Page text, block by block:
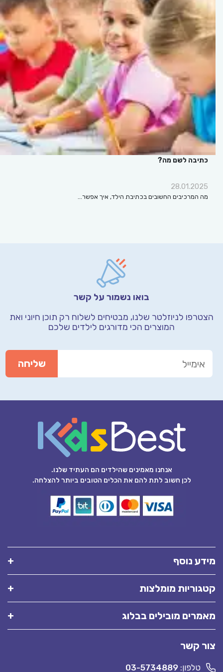
כתיבה לשם מה?
28.01.2025
מה המרכיבים החשובים בכתיבת הילד, איך אפשר…
בואו נשמור על קשר
הצטרפו לניוזלטר שלנו, מבטיחים לשלוח רק תוכן חיוני ואת
המוצרים הכי מדורגים לילדים שלכם
אנחנו מאמינים שהילדים הם העתיד שלנו.
לכן חשוב לתת להם את הכלים הטובים ביותר להצלחה.
מידע נוסף
קטגוריות מומלצות
מאמרים מובילים בבלוג
צור קשר
טלפון: 03-5734889